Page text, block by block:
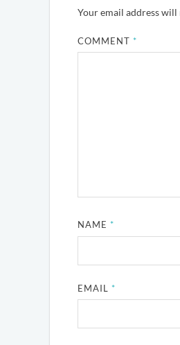
Your email address
COMMENT*
NAME*
EMAIL*